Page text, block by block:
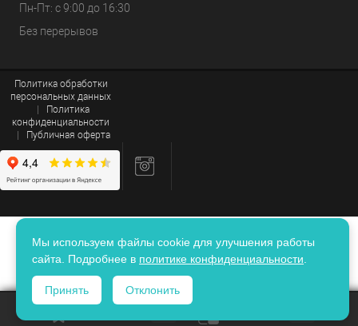
Мы используем файлы cookie для улучшения работы
сайта. Подробнее в политике конфиденциальности
Принять Отклонить
Пн-Пт: с 9:00 до 16:30
Без перерывов
Политика обработки
персональных данных
Политика
конфиденциальности
Публичная оферта